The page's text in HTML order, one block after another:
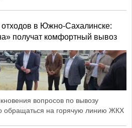
в Южно-Сахалинске:
получат комфортный вывоз
вопросов по вывозу
обращаться на горячую линию ЖКХ